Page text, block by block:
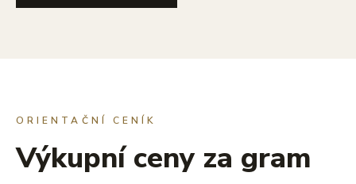
ORIENTAČNÍ CENÍK
Výkupní ceny za gram